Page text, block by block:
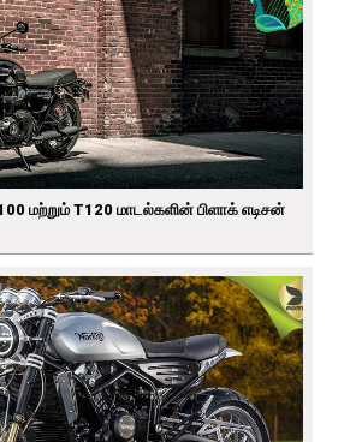
மற்றும் T120 மாடல்களின் பிளாக் எடிசன்